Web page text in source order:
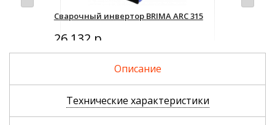
Сварочный инвертор BRIMA ARC 315
26 132 р.
Описание
Технические характеристики